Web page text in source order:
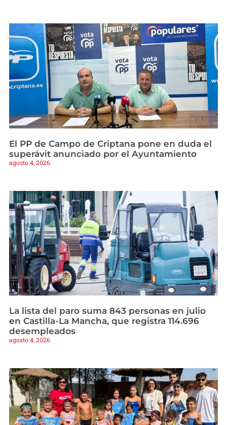
El PP de Campo de Criptana pone en duda el
superávit anunciado por el Ayuntamiento
agosto 4, 2026
La lista del paro suma 843 personas en julio
en Castilla-La Mancha, que registra 114.696
desempleados
agosto 4, 2026